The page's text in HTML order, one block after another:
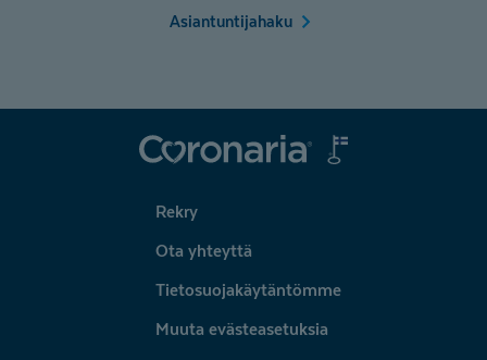
Asiantuntijahaku
Coronaria
Rekry
Ota yhteyttä
Tietosuojakäytäntömme
Muuta evästeasetuksia